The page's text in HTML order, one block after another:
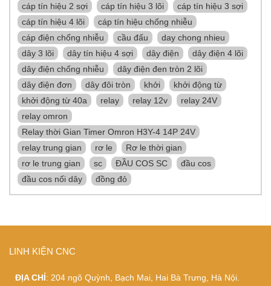
cáp tín hiệu 2 sợi
cáp tín hiệu 3 lõi
cáp tín hiệu 3 sợi
cáp tín hiệu 4 lõi
cáp tín hiệu chống nhiễu
cáp điện chống nhiễu
cầu đấu
day chong nhieu
dây 3 lõi
dây tín hiệu 4 sợi dây điện
dây điện 4 lõi
dây điện chống nhiễu
dây điện đen tròn 2 lõi
dây điện đơn
dây đôi tròn khởi
khởi động từ
khởi động từ 40a
relay relay 12v
relay 24V
relay omron
Relay thời Gian Timer Omron H3Y-4 14P 24V
relay trung gian
rơ le
Rơ le thời gian
rơ le trung gian
sc ĐẦU COS SC
đầu cos
đầu cos nối dây
đồng đỏ
LINH KIỆN CNC
ĐỊA CHỈ: 204 ngõ Quỳnh, Bạch Mai, Hai Bà Trưng, Hà Nội.